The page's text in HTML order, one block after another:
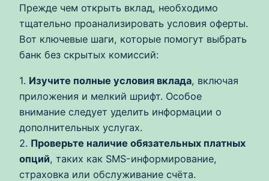
Прежде чем открыть вклад, необходимо
тщательно проанализировать условия оферты.
Вот ключевые шаги, которые помогут выбрать
банк без скрытых комиссий:
1. Изучите полные условия вклада, включая
приложения и мелкий шрифт. Особое
внимание следует уделить информации о
дополнительных услугах.
2. Проверьте наличие обязательных платных
опций, таких как SMS-информирование,
страховка или обслуживание счёта.